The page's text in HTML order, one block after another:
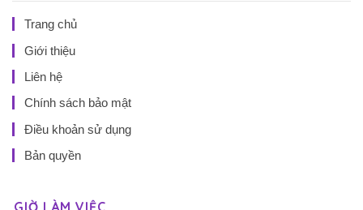
Trang chủ
Giới thiệu
Liên hệ
Chính sách bảo mật
Điều khoản sử dụng
Bản quyền
GIỜ LÀM VIỆC